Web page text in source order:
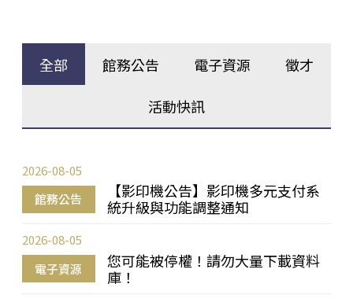
全部 館務公告 電子資源 徵才
活動快訊
館務公告
【影印機公告】影印機多元支付系
統升級與功能調整通知
2026-08-05
電子資源
您可能被停權！請勿大量下載資料
庫！
2026-08-05